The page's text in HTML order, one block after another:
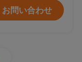
お問い合わせ